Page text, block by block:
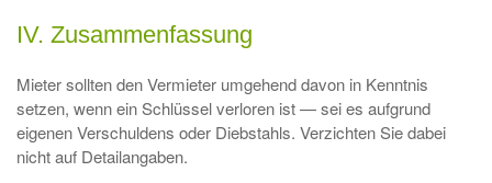
IV. Zusammenfassung
Mieter sollten den Vermieter umgehend davon in Kenntnis
setzen, wenn ein Schlüssel verloren ist — sei es aufgrund
eigenen Verschuldens oder Diebstahls. Verzichten Sie dabei
nicht auf Detailangaben.